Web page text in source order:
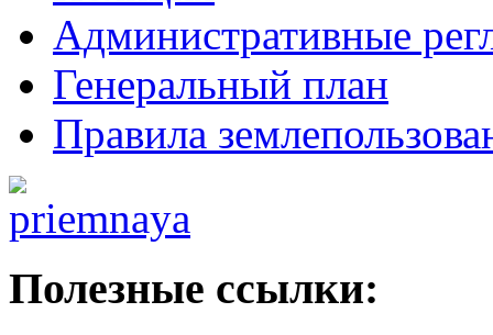
Административные
Генеральный план
Правила
Полезные ссылки: